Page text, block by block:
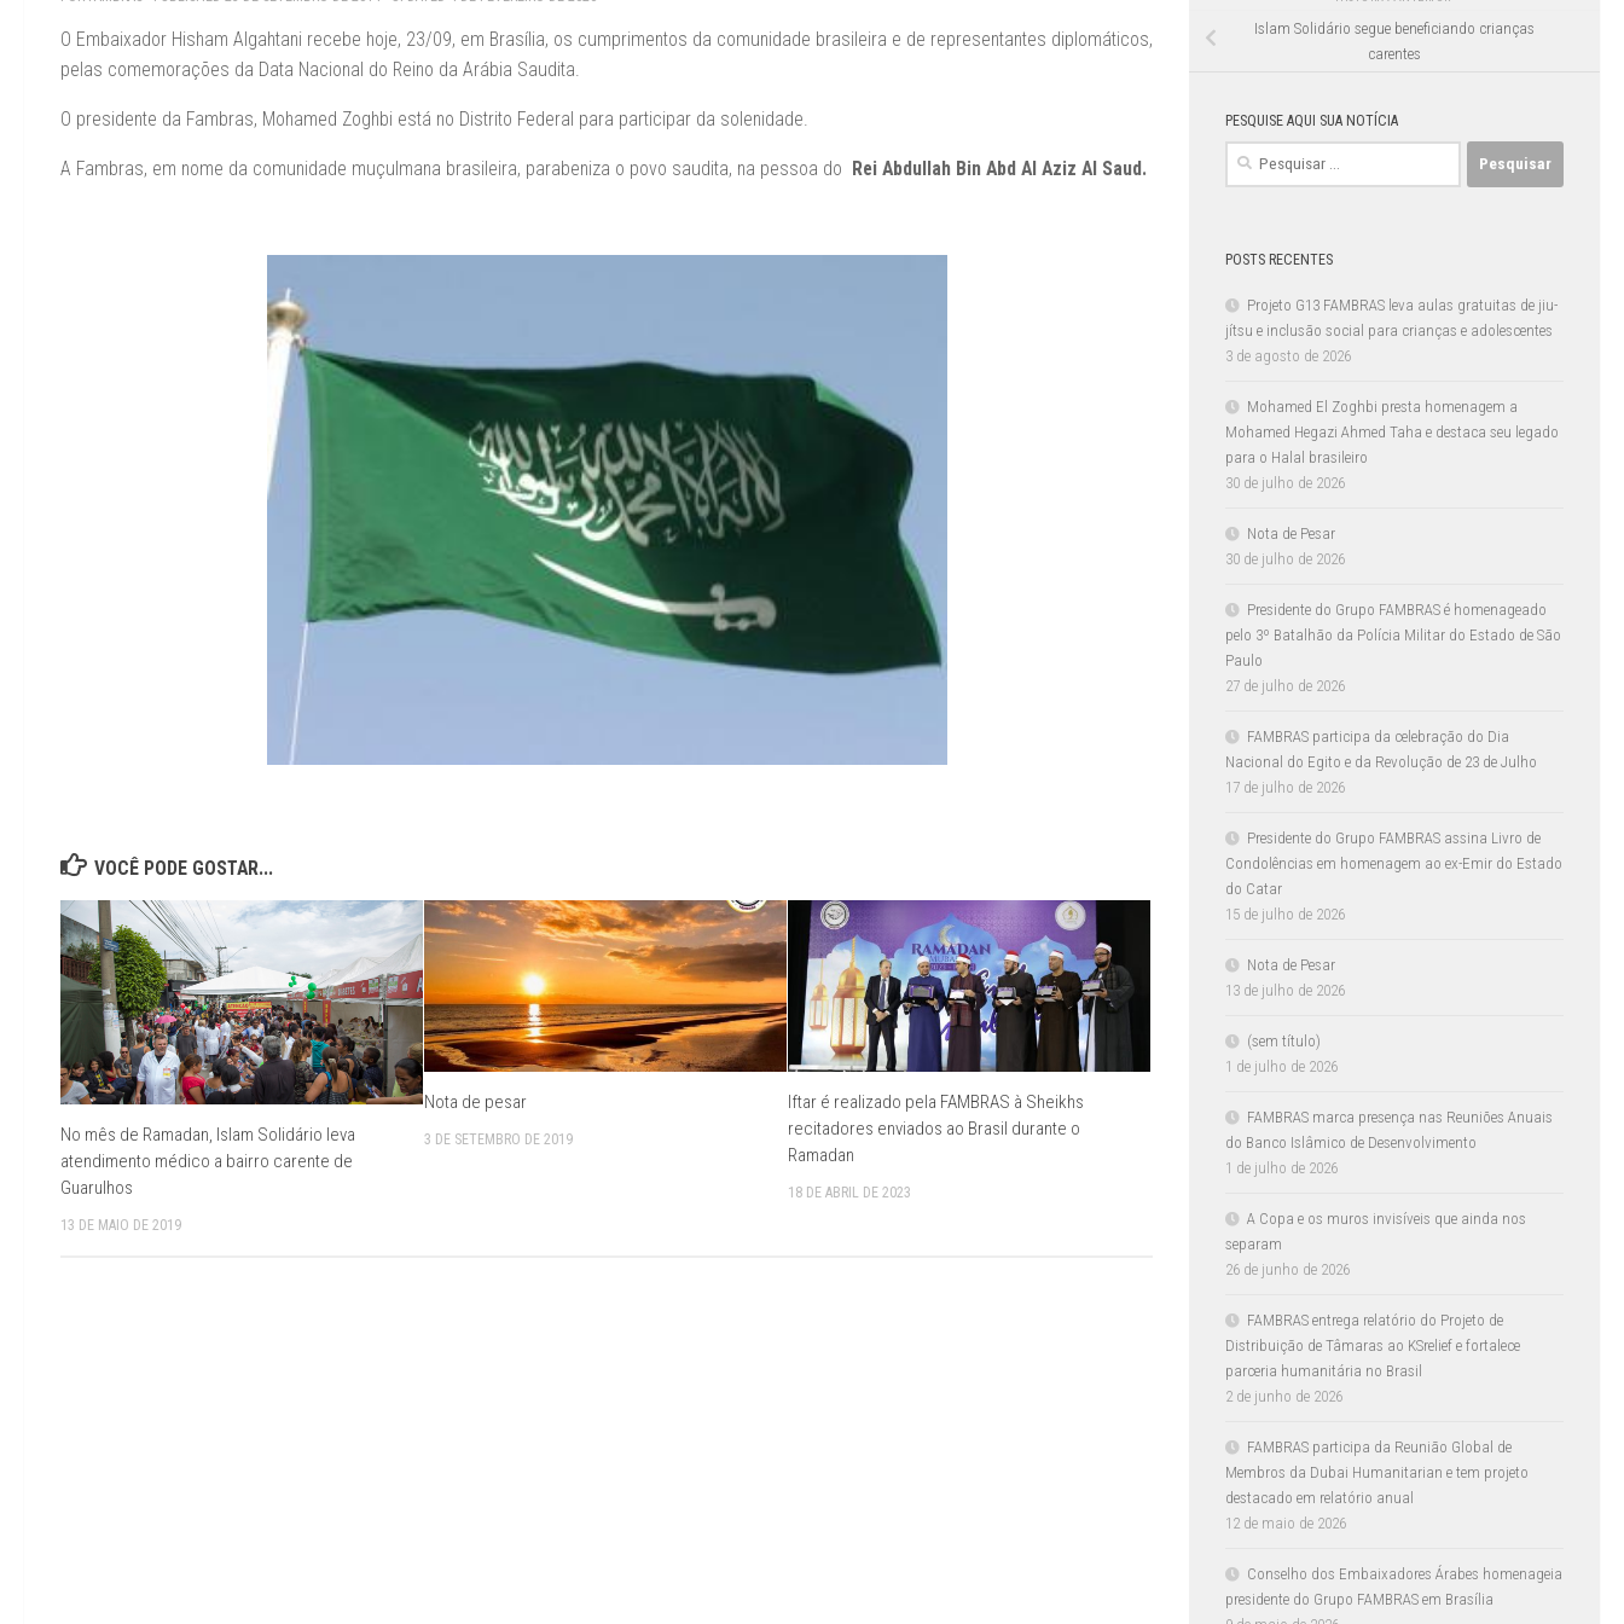
O Embaixador Hisham Algahtani recebe hoje, 23/09, em Brasília, os cumprimentos da comunidade brasileira e de representantes diplomáticos,
pelas comemorações da Data Nacional do Reino da Arábia Saudita.
O presidente da Fambras, Mohamed Zoghbi está no Distrito Federal para participar da solenidade.
A Fambras, em nome da comunidade muçulmana brasileira, parabeniza o povo saudita, na pessoa do Rei Abdullah Bin Abd Al Aziz Al Saud.
VOCÊ PODE GOSTAR...
No mês de Ramadan, Islam Solidário leva
atendimento médico a bairro carente de
Guarulhos
13 DE MAIO DE 2019
Nota de pesar
3 DE SETEMBRO DE 2019
Iftar é realizado pela FAMBRAS à Sheikhs
recitadores enviados ao Brasil durante o
Ramadan
18 DE ABRIL DE 2023
Islam Solidário segue beneficiando crianças
carentes
PESQUISE AQUI SUA NOTÍCIA
Pesquisar
POSTS RECENTES
Projeto G13 FAMBRAS leva aulas gratuitas de jiu-
jítsu e inclusão social para crianças e adolescentes
3 de agosto de 2026
Mohamed El Zoghbi presta homenagem a
Mohamed Hegazi Ahmed Taha e destaca seu legado
para o Halal brasileiro
30 de julho de 2026
Nota de Pesar
30 de julho de 2026
Presidente do Grupo FAMBRAS é homenageado
pelo 3º Batalhão da Polícia Militar do Estado de São
Paulo
27 de julho de 2026
FAMBRAS participa da celebração do Dia
Nacional do Egito e da Revolução de 23 de Julho
17 de julho de 2026
Presidente do Grupo FAMBRAS assina Livro de
Condolências em homenagem ao ex-Emir do Estado
do Catar
15 de julho de 2026
Nota de Pesar
13 de julho de 2026
(sem título)
1 de julho de 2026
FAMBRAS marca presença nas Reuniões Anuais
do Banco Islâmico de Desenvolvimento
1 de julho de 2026
A Copa e os muros invisíveis que ainda nos
separam
26 de junho de 2026
FAMBRAS entrega relatório do Projeto de
Distribuição de Tâmaras ao KSrelief e fortalece
parceria humanitária no Brasil
2 de junho de 2026
FAMBRAS participa da Reunião Global de
Membros da Dubai Humanitarian e tem projeto
destacado em relatório anual
12 de maio de 2026
Conselho dos Embaixadores Árabes homenageia
presidente do Grupo FAMBRAS em Brasília